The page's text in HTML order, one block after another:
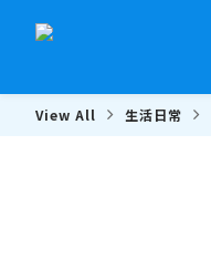
View All 生活日常